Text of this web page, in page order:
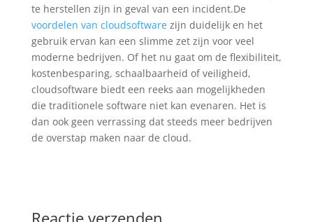
te herstellen zijn in geval van een incident.De
voordelen van cloudsoftwarezijn duidelijk en het
gebruik ervan kan een slimme zet zijn voor veel
moderne bedrijven. Of het nu gaat om de flexibiliteit,
kostenbesparing, schaalbaarheid of veiligheid,
cloudsoftware biedt een reeks aan mogelijkheden
die traditionele software niet kan evenaren. Het is
dan ook geen verrassing dat steeds meer bedrijven
de overstap maken naar de cloud.
Reactie verzenden